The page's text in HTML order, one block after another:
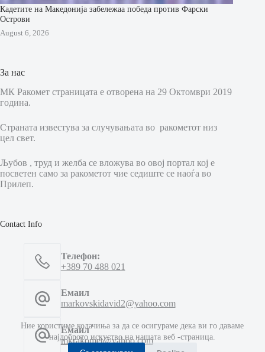
Ние користиме колачиња за да се осигураме дека ви го даваме
најдоброто искуство на нашата веб -страница.
Кадетите на Македонија забележаа победа против Фарски
Острови
August 6, 2026
За нас
МК Ракомет страницата е отворена на 29 Октомври 2019
година.
Страната известува за случувањата во ракометот низ
цел свет.
Љубов , труд и желба се вложува во овој портал кој е
посветен само за ракометот чие седиште се наоѓа во
Прилеп.
Contact Info
Телефон:
+389 70 488 021
Емаил
markovskidavid2@yahoo.com
Емаил
mkrakomet@yahoo.com